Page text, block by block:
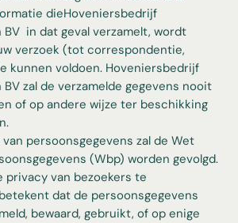
dieHoveniersbedrijf
BV in dat geval verzamelt, wordt
verzoek (tot correspondentie,
kunnen voldoen. Hoveniersbedrijf
zal de verzamelde gegevens nooit
of op andere wijze ter beschikking
persoonsgegevens zal de Wet
(Wbp) worden gevolgd.
privacy van bezoekers te
dat de persoonsgegevens
bewaard, gebruikt, of op enige